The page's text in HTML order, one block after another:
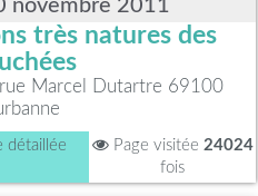
novembre 2011
très natures des
Marcel Dutartre 69100
détaillée Page visitée 24024
fois